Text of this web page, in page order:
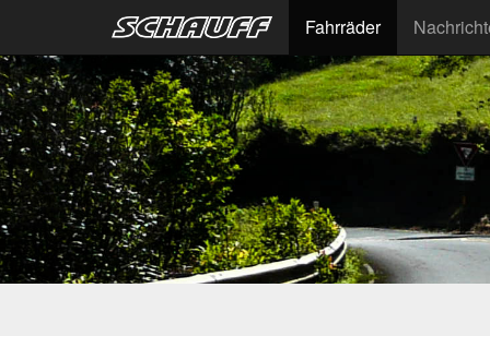
Fahrräder